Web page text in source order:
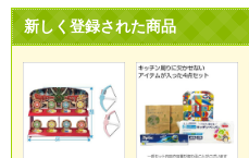
新しく登録された商品